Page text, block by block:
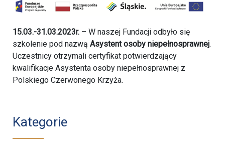
15.03.-31.03.2023r. – W naszej Fundacji odbyło się
szkolenie pod nazwą Asystent osoby niepełnosprawnej.
Uczestnicy otrzymali certyfikat potwierdzający
kwalifikacje Asystenta osoby niepełnosprawnej z
Polskiego Czerwonego Krzyża.
Kategorie